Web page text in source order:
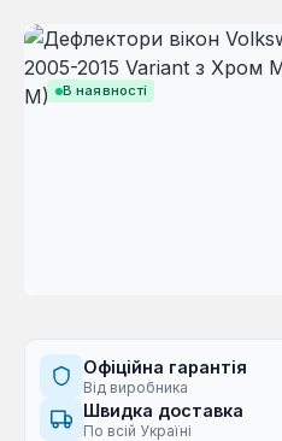
В наявності
Пропустити галерею
Офіційна гарантія
Від виробника
Швидка доставка
По всій Україні